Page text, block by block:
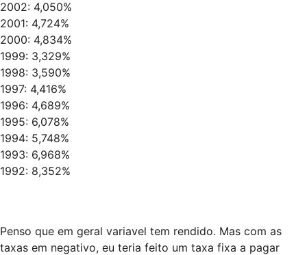
2002: 4,050%
2001: 4,724%
2000: 4,834%
1999: 3,329%
1998: 3,590%
1997: 4,416%
1996: 4,689%
1995: 6,078%
1994: 5,748%
1993: 6,968%
1992: 8,352%
Penso que em geral variavel tem rendido. Mas com as
taxas em negativo, eu teria feito um taxa fixa a pagar